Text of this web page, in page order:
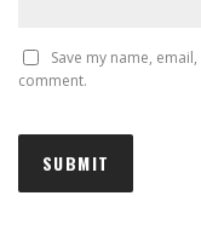
Save my name,
comment.